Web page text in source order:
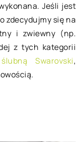
Jeśli jest
zdecydujmy się na
i zwiewny (np.
z tych kategorii
Swarovski,